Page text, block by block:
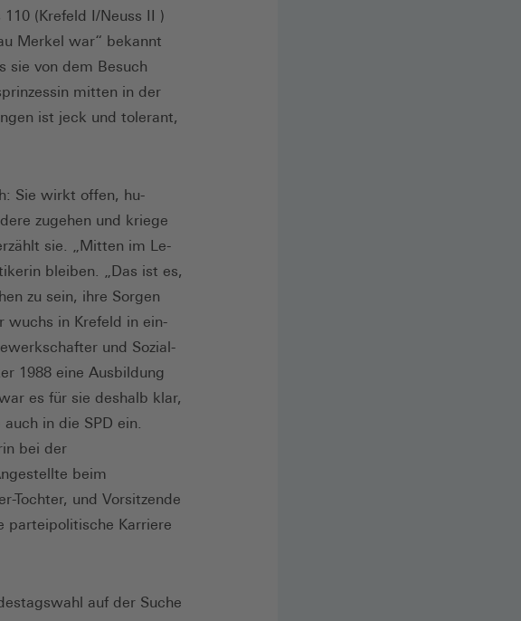
(Krefeld I/Neuss II )
Merkel war“ bekannt
sie von dem Besuch
mitten in der
ist jeck und tolerant,
Sie wirkt offen, hu­
zugehen und kriege
sie. „Mitten im Le­
bleiben. „Das ist es,
zu sein, ihre Sorgen
wuchs in Krefeld in ein­
und Sozial­
1988 eine Ausbildung
es für sie deshalb klar,
in die SPD ein.
bei der
beim
Tochter, und Vorsitzende
parteipolitische Karriere
auf der Suche